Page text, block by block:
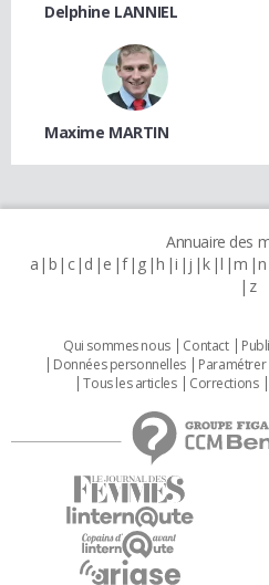
Delphine LANNIEL
Maxime MARTIN
Annuaire des
a b c d e f g h i j k l m n
z
Qui sommes nous Contact
Données personnelles
Tous les articles
Corrections